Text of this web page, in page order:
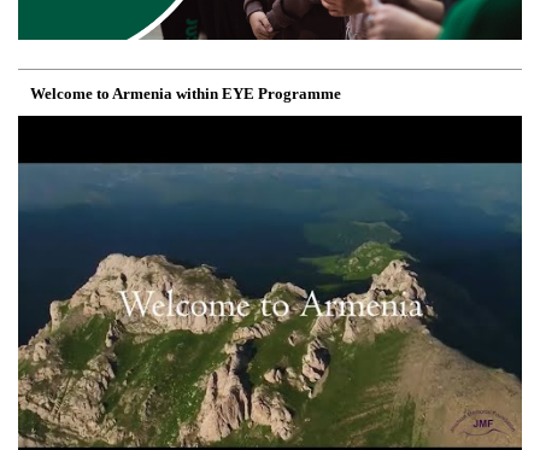
Welcome to Armenia within EYE Programme